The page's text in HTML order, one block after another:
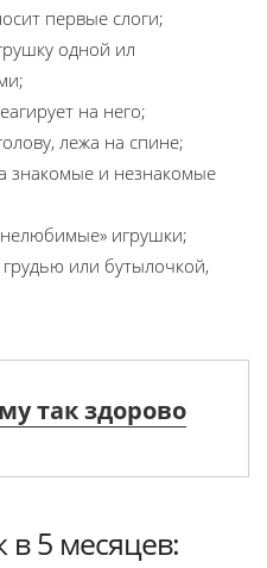
первые слоги;
одной ил
на него;
лежа на спине;
знакомые и незнакомые
игрушки;
или бутылочкой,
так здорово
в 5 месяцев: